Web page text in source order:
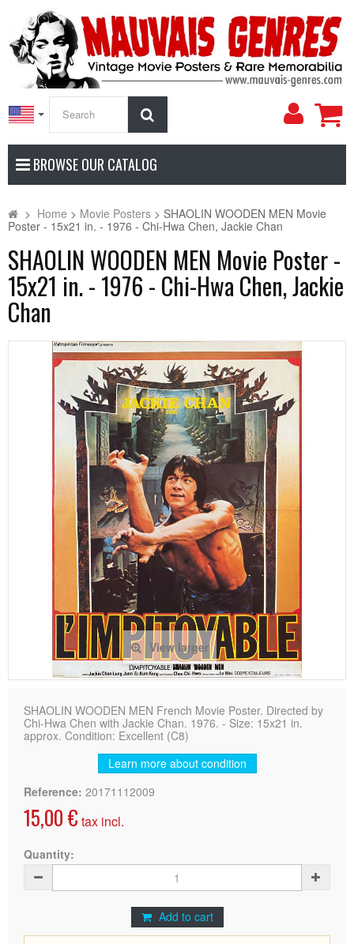
My
BROWSE OUR CATALOG
> Home > Movie Posters > SHAOLIN WOODEN MEN Movie
Poster - 15x21 in. - 1976 - Chi-Hwa Chen, Jackie Chan
SHAOLIN WOODEN MEN Movie Poster -
15x21 in. - 1976 - Chi-Hwa Chen, Jackie
Chan
View larger
SHAOLIN WOODEN MEN French Movie Poster. Directed by
Chi-Hwa Chen with Jackie Chan. 1976. - Size: 15x21 in.
approx. Condition: Excellent (C8)
Learn more about condition
Reference: 20171112009
15,00 € tax incl.
Quantity:
Add to cart